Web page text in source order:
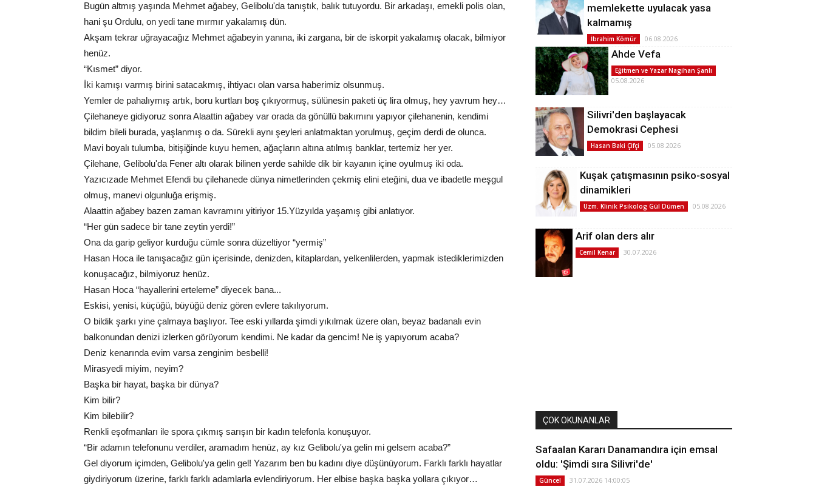
Bugün altmış yaşında Mehmet ağabey, Gelibolu'da tanıştık, balık tutuyordu. Bir arkadaşı, emekli polis olan,
hani şu Ordulu, on yedi tane mırmır yakalamış dün.
Akşam tekrar uğrayacağız Mehmet ağabeyin yanına, iki zargana, bir de iskorpit yakalamış olacak, bilmiyor
henüz.
“Kısmet” diyor.
İki kamışı varmış birini satacakmış, ihtiyacı olan varsa haberimiz olsunmuş.
Yemler de pahalıymış artık, boru kurtları boş çıkıyormuş, sülünesin paketi üç lira olmuş, hey yavrum hey…
Çilehaneye gidiyoruz sonra Alaattin ağabey var orada da gönüllü bakımını yapıyor çilehanenin, kendimi
bildim bileli burada, yaşlanmış o da. Sürekli aynı şeyleri anlatmaktan yorulmuş, geçim derdi de olunca.
Mavi boyalı tulumba, bitişiğinde kuyu hemen, ağaçların altına atılmış banklar, tertemiz her yer.
Çilehane, Gelibolu'da Fener altı olarak bilinen yerde sahilde dik bir kayanın içine oyulmuş iki oda.
Yazıcızade Mehmet Efendi bu çilehanede dünya nimetlerinden çekmiş elini eteğini, dua ve ibadetle meşgul
olmuş, manevi olgunluğa erişmiş.
Alaattin ağabey bazen zaman kavramını yitiriyor 15.Yüzyılda yaşamış gibi anlatıyor.
“Her gün sadece bir tane zeytin yerdi!”
Ona da garip geliyor kurduğu cümle sonra düzeltiyor “yermiş”
Hasan Hoca ile tanışacağız gün içerisinde, denizden, kitaplardan, yelkenlilerden, yapmak istediklerimizden
konuşacağız, bilmiyoruz henüz.
Hasan Hoca “hayallerini erteleme” diyecek bana...
Eskisi, yenisi, küçüğü, büyüğü deniz gören evlere takılıyorum.
O bildik şarkı yine çalmaya başlıyor. Tee eski yıllarda şimdi yıkılmak üzere olan, beyaz badanalı evin
balkonundan denizi izlerken görüyorum kendimi. Ne kadar da gencim! Ne iş yapıyorum acaba?
Deniz kenarında evim varsa zenginim besbelli!
Mirasyedi miyim, neyim?
Başka bir hayat, başka bir dünya?
Kim bilir?
Kim bilebilir?
Renkli eşofmanları ile spora çıkmış sarışın bir kadın telefonla konuşuyor.
“Bir adamın telefonunu verdiler, aramadım henüz, ay kız Gelibolu'ya gelin mi gelsem acaba?”
Gel diyorum içimden, Gelibolu'ya gelin gel! Yazarım ben bu kadını diye düşünüyorum. Farklı farklı hayatlar
giydiriyorum üzerine, farklı farklı adamlarla evlendiriyorum. Her elbise başka başka yollara çıkıyor…
memlekette uyulacak yasa
kalmamış
İbrahim Kömür 06.08.2026
Ahde Vefa
Eğitmen ve Yazar Nagihan Şanlı
05.08.2026
Silivri'den başlayacak
Demokrasi Cephesi
Hasan Baki Çifçi 05.08.2026
Kuşak çatışmasının psiko-sosyal
dinamikleri
Uzm. Klinik Psikolog Gül Dümen 05.08.2026
Arif olan ders alır
Cemil Kenar 30.07.2026
ÇOK OKUNANLAR
Safaalan Kararı Danamandıra için emsal
oldu: 'Şimdi sıra Silivri'de'
Güncel 31.07.2026 14:00:05